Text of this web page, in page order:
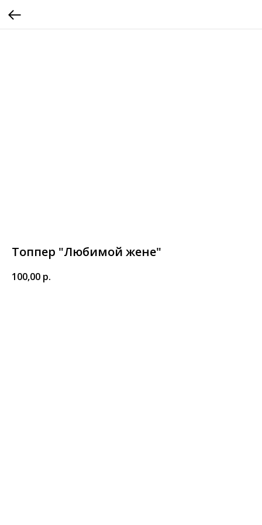
Топпер "Любимой жене"
100,00 р.